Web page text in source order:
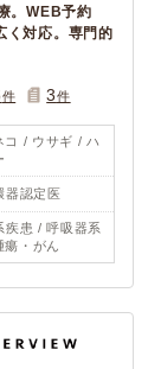
。WEB予約
く対応。専門的
件 3件
コ / ウサギ / ハ
器認定医
疾患 / 呼吸器系
瘍・がん